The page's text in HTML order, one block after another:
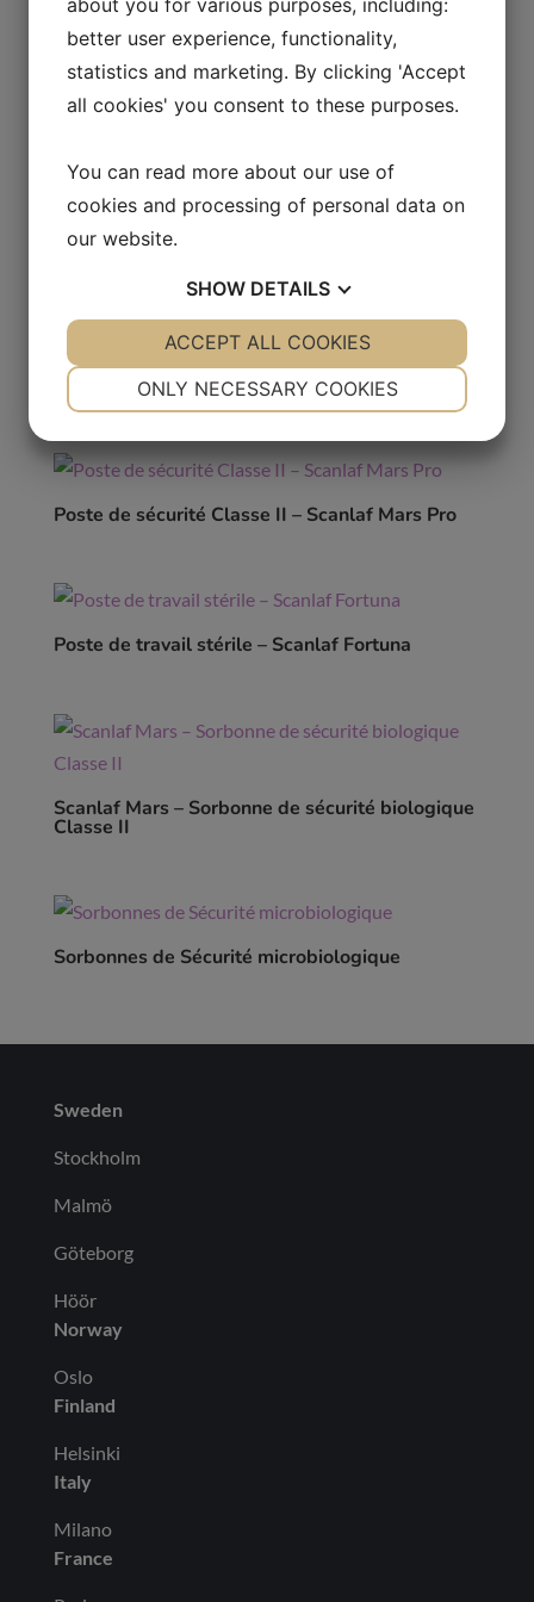
l’environnement et de l’utilisateur. Également
appelée isolateur.
Etabli stérile à flux laminaire (LAF)
Il s’agit d’un établi de sécurité avec flux laminaire
assurant une protection optimale du produit.
Ce type d’équipement est utilisé pour la
manipulation d’objets stériles ou dans l’industrie
5 résultats affichés
Poste de sécurité Classe I – Scanlaf Jupiter
Poste de sécurité Classe II – Scanlaf Mars Pro
Poste de travail stérile – Scanlaf Fortuna
Scanlaf Mars – Sorbonne de sécurité biologique
Classe II
Sorbonnes de Sécurité microbiologique
Sweden
Stockholm
Malmö
Göteborg
Höör
Norway
Oslo
Finland
Helsinki
Italy
Milano
France
about you for various purposes, including:
better user experience, functionality,
statistics and marketing. By clicking 'Accept
all cookies' you consent to these purposes.
You can read more about our use of
cookies and processing of personal data on
our website.
SHOW DETAILS
YES NO YES NO
MARKETING STATISTICS
ONLY NECESSARY COOKIES
ACCEPT ALL COOKIES